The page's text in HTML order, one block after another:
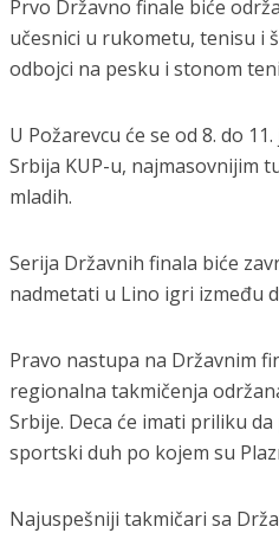
Prvo Državno finale biće
učesnici u rukometu, tenisu i
odbojci na pesku i stonom
U Požarevcu će se od 8. do
Srbija KUP-u, najmasovnijim
mladih.
Serija Državnih finala biće
nadmetati u Lino igri između
Pravo nastupa na Državnim
regionalna takmičenja
Srbije. Deca će imati priliku
sportski duh po kojem su
Najuspešniji takmičari sa